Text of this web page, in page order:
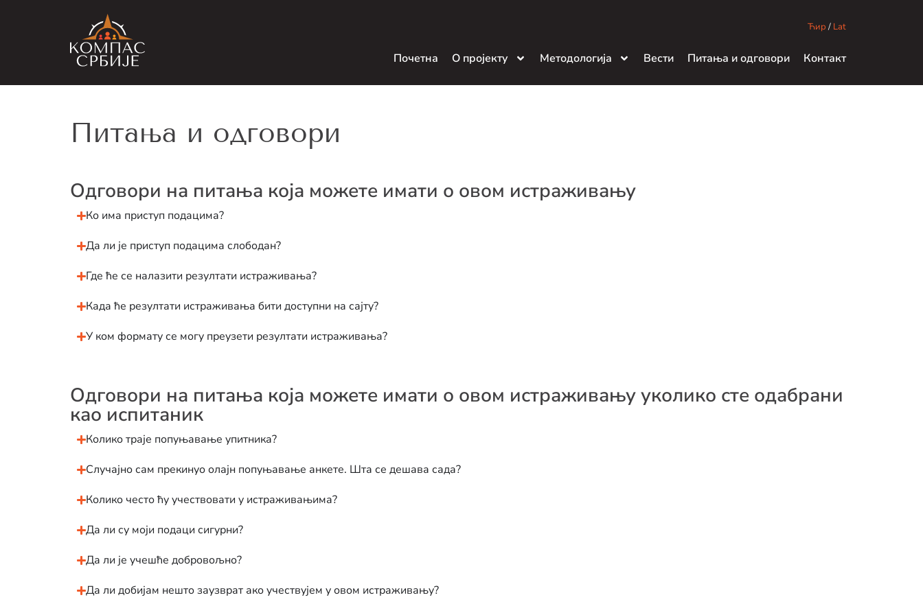
Ћир / Lat
Почетна О пројекту Методологија Вести Питања и одговори Контакт
Питања и одговори
Одговори на питања која можете имати о овом истраживању
Ко има приступ подацима?
Да ли је приступ подацима слободан?
Где ће се налазити резултати истраживања?
Када ће резултати истраживања бити доступни на сајту?
У ком формату се могу преузети резултати истраживања?
Одговори на питања која можете имати о овом истраживању уколико сте одабрани
као испитаник
Колико траје попуњавање упитника?
Случајно сам прекинуо олајн попуњавање анкете. Шта се дешава сада?
Колико често ћу учествовати у истраживањима?
Да ли су моји подаци сигурни?
Да ли је учешће добровољно?
Да ли добијам нешто заузврат ако учествујем у овом истраживању?